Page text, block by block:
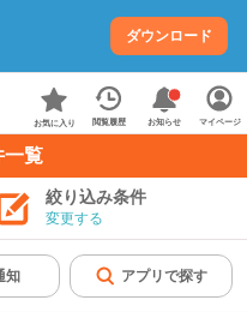
ダウンロード
お気に入り 閲覧履歴 お知らせ マイページ
一覧
絞り込み条件
変更する
知 アプリで探す